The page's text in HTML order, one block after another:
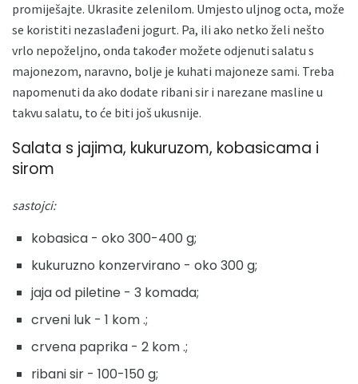
promiješajte. Ukrasite zelenilom. Umjesto uljnog octa, može
se koristiti nezaslađeni jogurt. Pa, ili ako netko želi nešto
vrlo nepoželjno, onda također možete odjenuti salatu s
majonezom, naravno, bolje je kuhati majoneze sami. Treba
napomenuti da ako dodate ribani sir i narezane masline u
takvu salatu, to će biti još ukusnije.
Salata s jajima, kukuruzom, kobasicama i
sirom
sastojci:
kobasica - oko 300-400 g;
kukuruzno konzervirano - oko 300 g;
jaja od piletine - 3 komada;
crveni luk - 1 kom .;
crvena paprika - 2 kom .;
ribani sir - 100-150 g;